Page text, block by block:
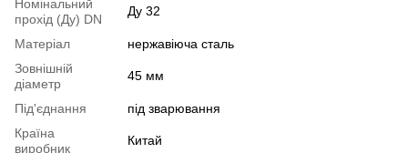
Номінальний
прохід (Ду) DN
Ду 32
Матеріал
нержавіюча сталь
Зовнішній
діаметр
45 мм
Під'єднання
під зварювання
Країна
виробник
Китай